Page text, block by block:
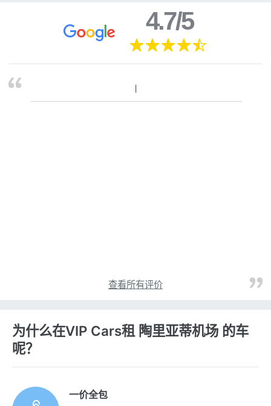
4.7/5
查看所有评价
为什么在VIP Cars租 陶里亚蒂机场 的车
呢？
一价全包